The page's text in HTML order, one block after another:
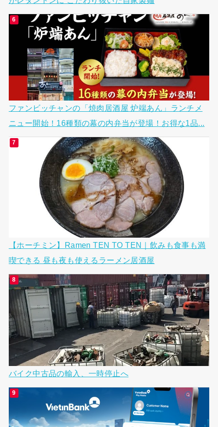
ファンビッチャンの「焼肉居酒屋 炉端あん」ランチメ
ニュー開始！16種類の幕の内弁当が登場！お得な1品...
【ホーチミン】Ramen TEN TO TEN｜飲みも食事も満
喫できる 昼も夜も使えるラーメン居酒屋
バイク中古品の輸入、一時停止へ